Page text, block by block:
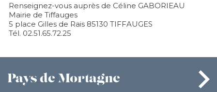
Renseignez-vous auprès de Céline GABORIEAU
Mairie de Tiffauges
5 place Gilles de Rais 85130 TIFFAUGES
Tél. 02.51.65.72.25
Pays de Mortagne